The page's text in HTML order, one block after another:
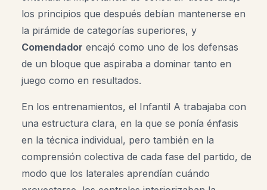
los principios que después debían mantenerse en
la pirámide de categorías superiores, y
Comendador encajó como uno de los defensas
de un bloque que aspiraba a dominar tanto en
juego como en resultados.
En los entrenamientos, el Infantil A trabajaba con
una estructura clara, en la que se ponía énfasis
en la técnica individual, pero también en la
comprensión colectiva de cada fase del partido, de
modo que los laterales aprendían cuándo